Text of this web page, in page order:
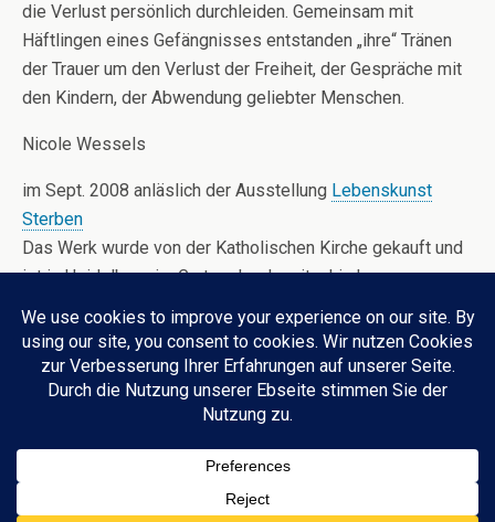
die Verlust persönlich durchleiden. Gemeinsam mit
Häftlingen eines Gefängnisses entstanden „ihre“ Tränen
der Trauer um den Verlust der Freiheit, der Gespräche mit
den Kindern, der Abwendung geliebter Menschen.
Nicole Wessels
im Sept. 2008 anläslich der Ausstellung Lebenskunst
Sterben
Das Werk wurde von der Katholischen Kirche gekauft und
ist in Heidelberg im Garten der Jesuitenkirche zu
besichtigen.
Zum Seitenanfang